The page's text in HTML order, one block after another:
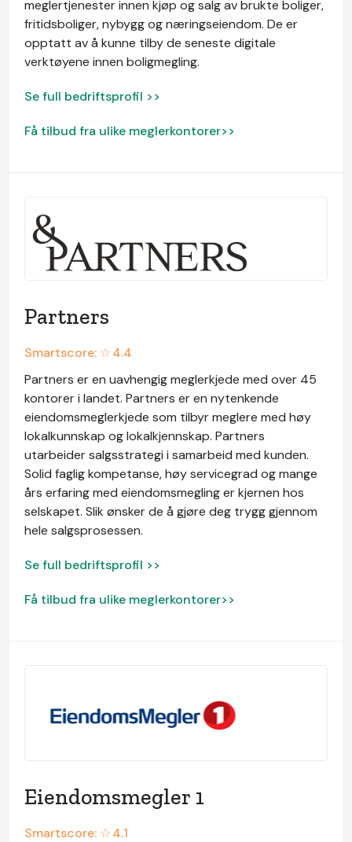
meglertjenester innen kjøp og salg av brukte boliger,
fritidsboliger, nybygg og næringseiendom. De er
opptatt av å kunne tilby de seneste digitale
verktøyene innen boligmegling.
Se full bedriftsprofil >>
Få tilbud fra ulike meglerkontorer>>
Partners
Smartscore: ☆4.4
Partners er en uavhengig meglerkjede med over 45
kontorer i landet. Partners er en nytenkende
eiendomsmeglerkjede som tilbyr meglere med høy
lokalkunnskap og lokalkjennskap. Partners
utarbeider salgsstrategi i samarbeid med kunden.
Solid faglig kompetanse, høy servicegrad og mange
års erfaring med eiendomsmegling er kjernen hos
selskapet. Slik ønsker de å gjøre deg trygg gjennom
hele salgsprosessen.
Se full bedriftsprofil >>
Få tilbud fra ulike meglerkontorer>>
Eiendomsmegler 1
Smartscore: ☆4.1